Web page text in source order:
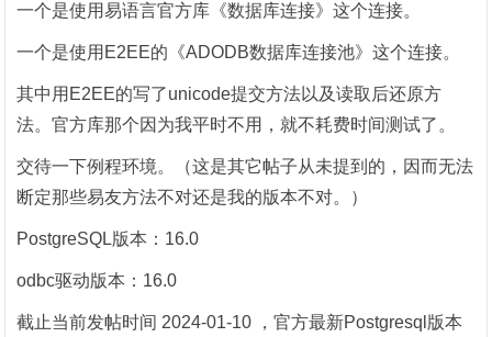
一个是使用易语言官方库《数据库连接》这个连接。
一个是使用E2EE的《ADODB数据库连接池》这个连接。
其中用E2EE的写了unicode提交方法以及读取后还原方
法。官方库那个因为我平时不用，就不耗费时间测试了。
交待一下例程环境。（这是其它帖子从未提到的，因而无法
断定那些易友方法不对还是我的版本不对。）
PostgreSQL版本：16.0
odbc驱动版本：16.0
截止当前发帖时间 2024-01-10 ，官方最新Postgresql版本